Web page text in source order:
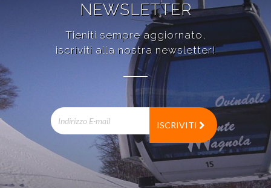
NEWSLETTER
Tieniti sempre aggiornato,
iscriviti alla nostra newsletter!
ISCRIVITI